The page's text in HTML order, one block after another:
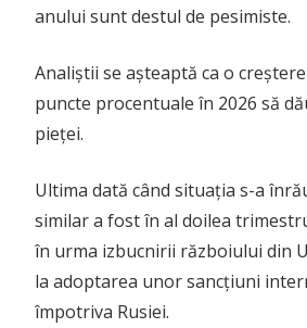
anului sunt destul de pesimiste.
Analiștii se așteaptă ca o
puncte procentuale în 2026 să
pieței.
Ultima dată când situația s-a
similar a fost în al doilea
în urma izbucnirii războiului din
la adoptarea unor sancțiuni
împotriva Rusiei.